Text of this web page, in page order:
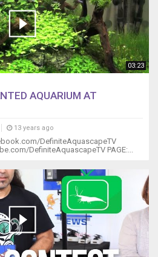
03:23
AQUARIUM AT
13 years ago
DefiniteAquascapeTV
DefiniteAquascapeTV PAGE:...